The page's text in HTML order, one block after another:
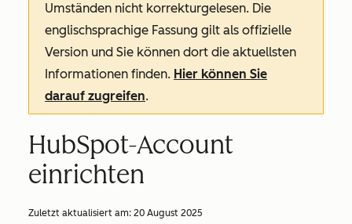
Umständen nicht korrekturgelesen. Die
englischsprachige Fassung gilt als offizielle
Version und Sie können dort die aktuellsten
Informationen finden. Hier können Sie
darauf zugreifen.
HubSpot-Account
einrichten
Zuletzt aktualisiert am: 20 August 2025